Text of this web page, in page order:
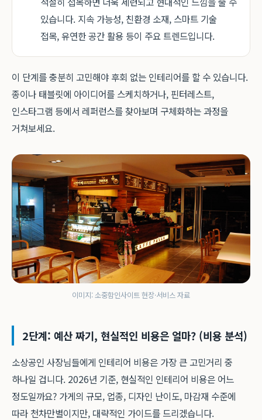
있습니다. 지속 가능성, 친환경 소재, 스마트 기술
접목, 유연한 공간 활용 등이 주요 트렌드입니다.
이 단계를 충분히 고민해야 후회 없는 인테리어를 할 수 있습니다.
종이나 태블릿에 아이디어를 스케치하거나, 핀터레스트,
인스타그램 등에서 레퍼런스를 찾아보며 구체화하는 과정을
거쳐보세요.
이미지: 소중함인사이트 현장·서비스 자료
2단계: 예산 짜기, 현실적인 비용은 얼마? (비용 분석)
소상공인 사장님들에게 인테리어 비용은 가장 큰 고민거리 중
하나일 겁니다. 2026년 기준, 현실적인 인테리어 비용은 어느
정도일까요? 가게의 규모, 업종, 디자인 난이도, 마감재 수준에
따라 천차만별이지만, 대략적인 가이드를 드리겠습니다.